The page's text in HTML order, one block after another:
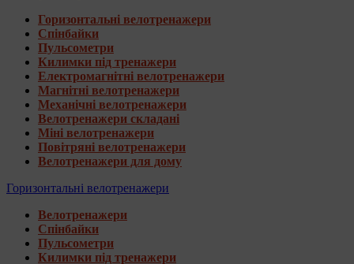
Горизонтальні велотренажери
Спінбайки
Пульсометри
Килимки під тренажери
Електромагнітні велотренажери
Магнітні велотренажери
Механічні велотренажери
Велотренажери складані
Міні велотренажери
Повітряні велотренажери
Велотренажери для дому
Горизонтальні велотренажери
Велотренажери
Спінбайки
Пульсометри
Килимки під тренажери